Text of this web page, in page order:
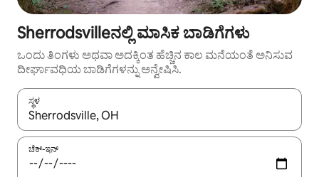
Sherrodsvilleನಲ್ಲಿ ಮಾಸಿಕ ಬಾಡಿಗೆಗಳು
ಒಂದು ತಿಂಗಳು ಅಥವಾ ಅದಕ್ಕಿಂತ ಹೆಚ್ಚಿನ ಕಾಲ ಮನೆಯಂತೆ ಅನಿಸುವ
ದೀರ್ಘಾವಧಿಯ ಬಾಡಿಗೆಗಳನ್ನು ಅನ್ವೇಷಿಸಿ.
ಸ್ಥಳ
ಫಲಿತಾಂಶಗಳು ಲಭ್ಯವಿರುವಾಗ, ಅಪ್ ಮತ್ತು ಡೌನ್ ಬಾಣದ ಕೀಲಿಗಳೊಂದಿಗೆ
ಚೆಕ್-ಇನ್